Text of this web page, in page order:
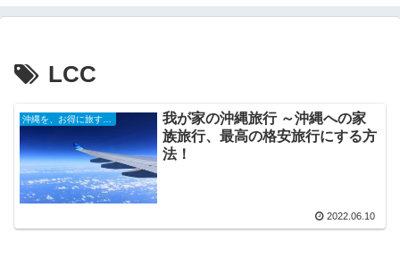
LCC
我が家の沖縄旅行 ～沖縄への家
族旅行、最高の格安旅行にする方
法！
2022.06.10